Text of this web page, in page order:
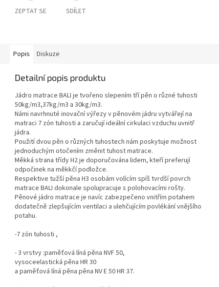
ZEPTAT SE SDÍLET
Popis Diskuze
Detailní popis produktu
Jádro matrace BALI je tvořeno slepením tří pěn o různé tuhosti
50kg/m3,37kg/m3 a 30kg/m3.
Námi navrhnuté inovační výřezy v pěnovém jádru vytvářejí na
matraci 7 zón tuhosti a zaručují ideální cirkulaci vzduchu uvnitř
jádra.
Použití dvou pěn o různých tuhostech nám poskytuje možnost
jednoduchým otočením změnit tuhost matrace.
Měkká strana třídy H2 je doporučována lidem, kteří preferují
odpočinek na měkkčí podložce.
Respektive tužší pěna H3 osobám volícím spíš tvrdší povrch
matrace BALI dokonale spolupracuje s polohovacími rošty.
Pěnové jádro matrace je navíc zabezpečeno vnitřím potahem
dodatečně zlepšujícím ventilaci a ulehčujícím povlékání vnějšího
potahu.
-7 zón tuhosti ,
- 3 vrstvy :paměťová líná pěna NVF 50,
vysoceelastická pěna HR 30
a paměťová líná pěna pěna NV E 50 HR 37.